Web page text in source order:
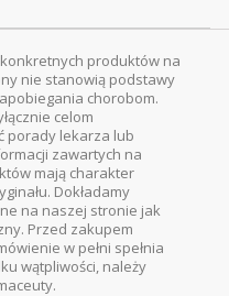
produktów na
nie stanowią podstawy
chorobom.
celom
porady lekarza lub
zawartych na
mają charakter
Dokładamy
na naszej stronie jak
Przed zakupem
w pełni spełnia
wątpliwości, należy